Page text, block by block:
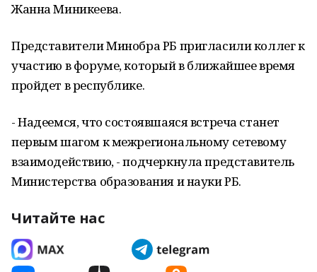
Жанна Миникеева.
Представители Минобра РБ пригласили коллег к
участию в форуме, который в ближайшее время
пройдет в республике.
- Надеемся, что состоявшаяся встреча станет
первым шагом к межрегиональному сетевому
взаимодействию, - подчеркнула представитель
Министерства образования и науки РБ.
Читайте нас